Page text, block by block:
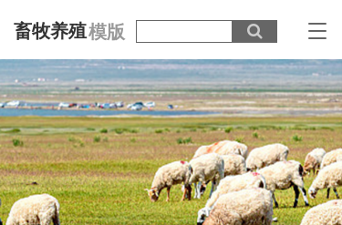
畜牧养殖模版
T
g
g
l
e
n
a
v
i
g